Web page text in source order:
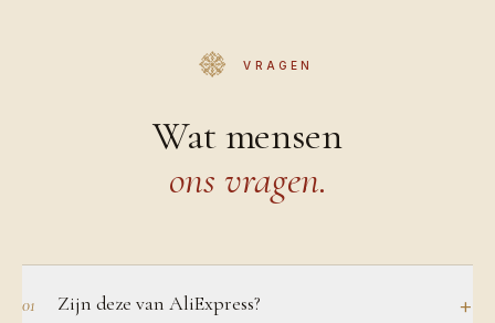
VRAGEN
Wat mensen
ons vragen.
01 Zijn deze van AliExpress? +